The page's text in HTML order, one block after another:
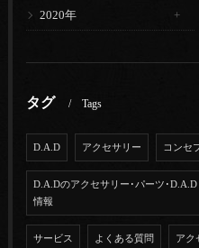
2020年
タグ Tags
D.A.D アクセサリー コンセ
D.A.Dのアクセサリー･パーツ･
情報
サービス よくある質問 アク